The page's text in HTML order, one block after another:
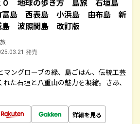
０ 地球の歩き方 島旅 石垣島
富島 西表島 小浜島 由布島 新
島 波照間島 改訂版
発売
マングローブの緑、島ごはん、伝統工芸
た石垣と八重山の魅力を凝縮。さあ、
詳細を見る